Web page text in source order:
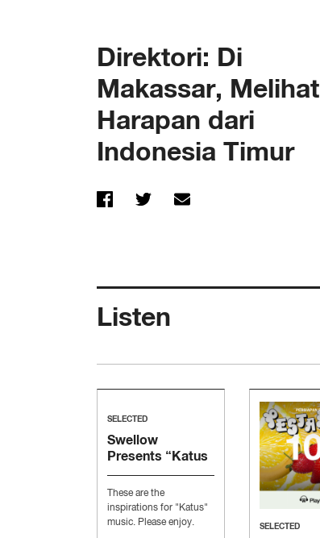
Direktori: Di
Makassar, Melihat
Harapan dari
Indonesia Timur
Listen
SELECTED
Swellow
Presents “Katus
Music”
These are the
inspirations for "Katus"
music. Please enjoy.
SELECTED